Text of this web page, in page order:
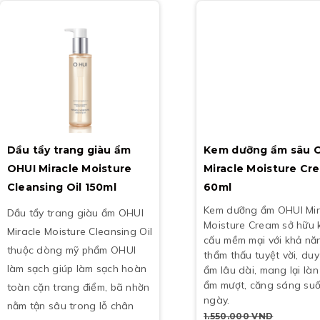
Dầu tẩy trang giàu ẩm
OHUI Miracle Moisture
Cleansing Oil 150ml
Dầu tẩy trang giàu ẩm OHUI
Miracle Moisture Cleansing Oil
thuộc dòng mỹ phẩm OHUI
làm sạch giúp làm sạch hoàn
toàn cặn trang điểm, bã nhờn
nằm tận sâu trong lỗ chân
Kem dưỡng ẩm sâu
Miracle Moisture
60ml
Kem dưỡng ẩm OHUI
Moisture Cream sở hữu
cấu mềm mại với khả
thẩm thấu tuyệt vời,
ẩm lâu dài, mang lại
ẩm mượt, căng sáng
ngày.
1.550.000VND